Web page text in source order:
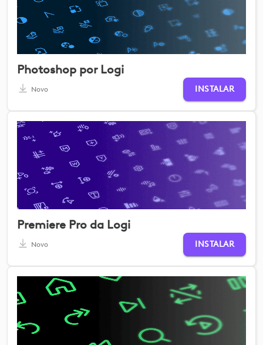
Photoshop por Logi
Novo INSTALAR
Premiere Pro da Logi
Novo INSTALAR